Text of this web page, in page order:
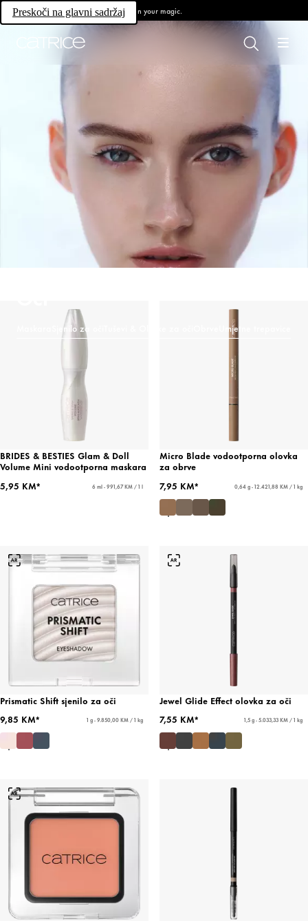
Preskoči na glavni sadržaj Own your magic.
Sjenilo za oči Umjetne trepavice
BRIDES & BESTIES Glam & Doll
Volume Mini vodootporna maskara
5,95 KM*
6 ml - 991,67 KM / 1 l
Micro Blade vodootporna olovka
za obrve
7,95 KM*
0,64 g - 12.421,88 KM / 1 kg
Prismatic Shift sjenilo za oči
9,85 KM*
1 g - 9.850,00 KM / 1 kg
Jewel Glide Effect olovka za oči
7,55 KM*
1,5 g - 5.033,33 KM / 1 kg